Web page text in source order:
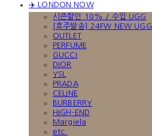
✈️ LONDON NOW
시즌할인 10% / 수입 UGG
[호주발송] 24FW NEW UGG
OUTLET
PERFUME
GUCCI
DIOR
YSL
PRADA
CELINE
BURBERRY
HIGH-END
Margiela
etc.